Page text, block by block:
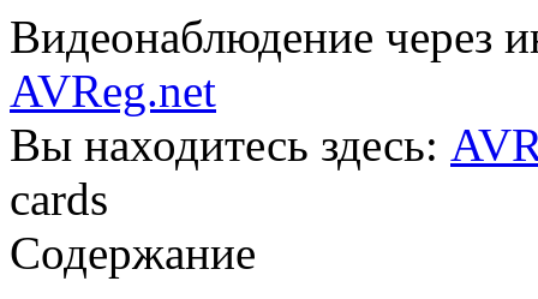
Видеонаблюдение через
AVReg.net
Вы находитесь здесь:
cards
Содержание